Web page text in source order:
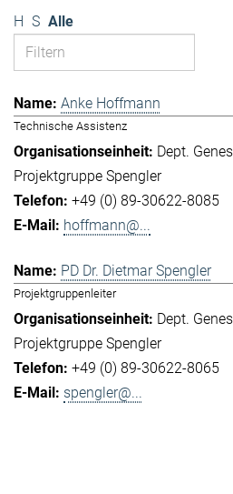
H S Alle
Anke Hoffmann
Technische Assistenz
Dept.
Projektgruppe Spengler
+49 (0) 89-30622-8085
hoffmann@...
PD Dr. Dietmar Spengler
Projektgruppenleiter
Dept.
Projektgruppe Spengler
+49 (0) 89-30622-8065
spengler@...